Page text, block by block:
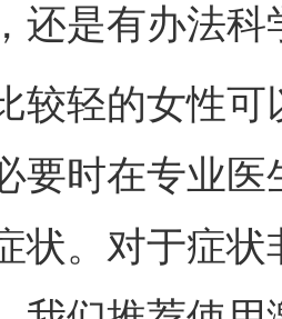
还是有办法科
轻的女性可
要时在专业
状。对于症